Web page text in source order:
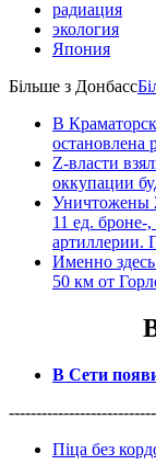
радиация
экология
Япония
Більше з Донбасс
В
остановлена
Z-власти
оккупации
Уничтожены
11 ед. броне-
артиллерии.
Именно
50 км от
В Сети
Піца без